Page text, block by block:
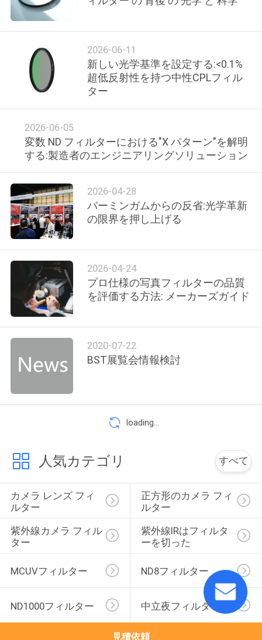
場
旅
理
私
達
に
し
い
用
を
要
求
し
な
さ
い
2026-06-11
新しい光学基準を設定する:<0.1%
超低反射性を持つ中性CPLフィル
ター
2026-06-05
変数 ND フィルターにおける"X パターン"を解明
する:製造者のエンジニアリングソリューション
2026-04-28
バーミンガムからの反省:光学革新
の限界を押し上げる
2026-04-24
プロ仕様の写真フィルターの品質
を評価する方法: メーカーズガイド
2020-07-22
BST展覧会情報検討
loading...
人気カテゴリ すべて
カメラ レンズ フィ
ルター
正方形のカメラ フィ
ルター
紫外線カメラ フィル
ター
紫外線IRはフィルタ
ーを切った
MCUVフィルター ND8フィルター
ND1000フィルター 中立夜フィルター
見積依頼